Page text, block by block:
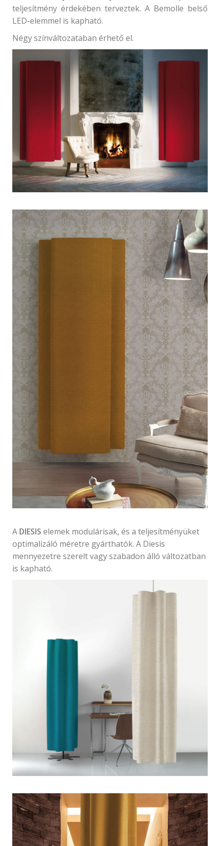
teljesítmény érdekében terveztek. A Bemolle belső
LED-elemmel is kapható.
Négy színváltozataban érhető el.
A DIESIS elemek modulárisak, és a teljesítményüket
optimalizáló méretre gyárthatók. A Diesis
mennyezetre szerelt vagy szabadon álló változatban
is kapható.